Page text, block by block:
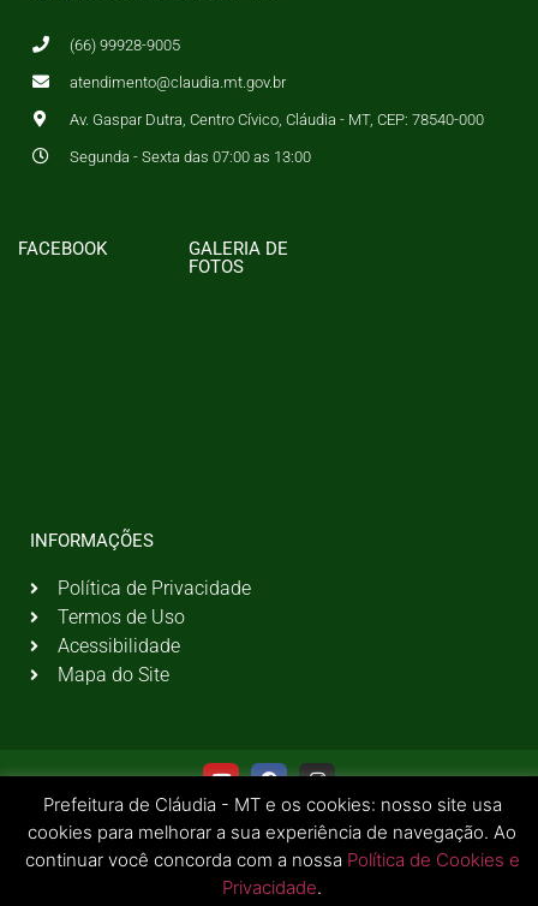
(66) 99928-9005
atendimento@claudia.mt.gov.br
Av. Gaspar Dutra, Centro Cívico, Cláudia - MT, CEP: 78540-000
Segunda - Sexta das 07:00 as 13:00
FACEBOOK
GALERIA DE
FOTOS
INFORMAÇÕES
Política de Privacidade
Termos de Uso
Acessibilidade
Mapa do Site
Prefeitura de Cláudia - MT e os cookies: nosso site usa
cookies para melhorar a sua experiência de navegação. Ao
continuar você concorda com a nossa Política de Cookies e
Privacidade.